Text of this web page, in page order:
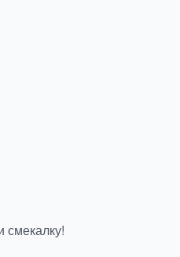
смекалку!